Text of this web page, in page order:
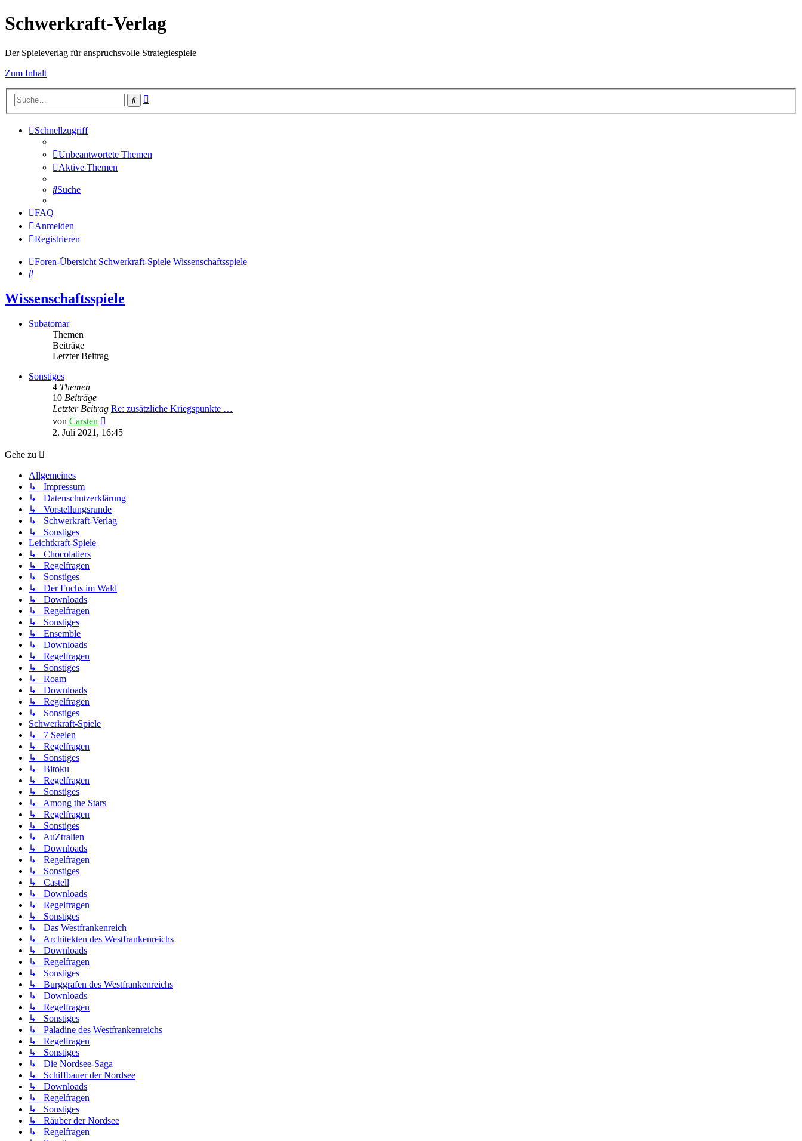
Schwerkraft-Verlag
Der Spieleverlag für anspruchsvolle Strategiespiele
Zum Inhalt
Suche
Schnellzugriff
Unbeantwortete Themen
Aktive Themen
Suche
FAQ
Anmelden
Registrieren
Foren-Übersicht Schwerkraft-Spiele Wissenschaftsspiele
Suche
Wissenschaftsspiele
Subatomar
Themen
Beiträge
Letzter Beitrag
Sonstiges
4 Themen
10 Beiträge
Letzter Beitrag Re: zusätzliche Kriegspunkte …
von Carsten
Beitrag
2. Juli 2021, 16:45
Gehe zu
Allgemeines
↳ Impressum
↳ Datenschutzerklärung
↳ Vorstellungsrunde
↳ Schwerkraft-Verlag
↳ Sonstiges
Leichtkraft-Spiele
↳ Chocolatiers
↳ Regelfragen
↳ Sonstiges
↳ Der Fuchs im Wald
↳ Downloads
↳ Regelfragen
↳ Sonstiges
↳ Ensemble
↳ Downloads
↳ Regelfragen
↳ Sonstiges
↳ Roam
↳ Downloads
↳ Regelfragen
↳ Sonstiges
Schwerkraft-Spiele
↳ 7 Seelen
↳ Regelfragen
↳ Sonstiges
↳ Bitoku
↳ Regelfragen
↳ Sonstiges
↳ Among the Stars
↳ Regelfragen
↳ Sonstiges
↳ AuZtralien
↳ Downloads
↳ Regelfragen
↳ Sonstiges
↳ Castell
↳ Downloads
↳ Regelfragen
↳ Sonstiges
↳ Das Westfrankenreich
↳ Architekten des Westfrankenreichs
↳ Downloads
↳ Regelfragen
↳ Sonstiges
↳ Burggrafen des Westfrankenreichs
↳ Downloads
↳ Regelfragen
↳ Sonstiges
↳ Paladine des Westfrankenreichs
↳ Regelfragen
↳ Sonstiges
↳ Die Nordsee-Saga
↳ Schiffbauer der Nordsee
↳ Downloads
↳ Regelfragen
↳ Sonstiges
↳ Räuber der Nordsee
↳ Regelfragen